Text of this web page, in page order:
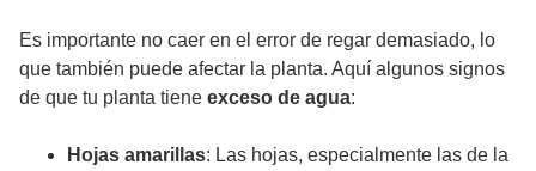
Es importante no caer en el error de regar demasiado, lo
que también puede afectar la planta. Aquí algunos signos
de que tu planta tiene exceso de agua:
Hojas amarillas: Las hojas, especialmente las de la